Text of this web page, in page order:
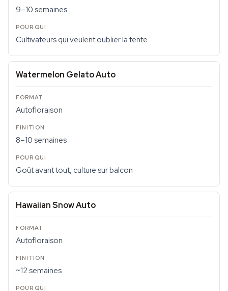
9–10 semaines
Cultivateurs qui veulent oublier la tente
Watermelon Gelato Auto
Autofloraison
8–10 semaines
Goût avant tout, culture sur balcon
Hawaiian Snow Auto
Autofloraison
~12 semaines